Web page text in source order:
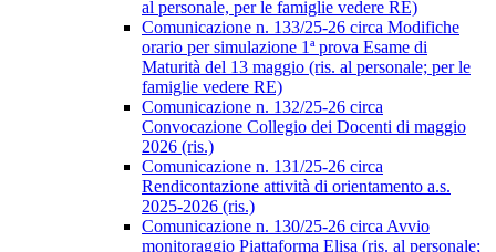
al personale, per le famiglie vedere RE)
Comunicazione n. 133/25-26 circa Modifiche
orario per simulazione 1ª prova Esame di
Maturità del 13 maggio (ris. al personale; per le
famiglie vedere RE)
Comunicazione n. 132/25-26 circa
Convocazione Collegio dei Docenti di maggio
2026 (ris.)
Comunicazione n. 131/25-26 circa
Rendicontazione attività di orientamento a.s.
2025-2026 (ris.)
Comunicazione n. 130/25-26 circa Avvio
monitoraggio Piattaforma Elisa (ris. al personale;